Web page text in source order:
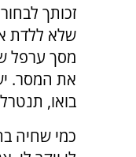
זכותך
שלא ללדת
מסך ערפל
את המסר.
בואו,
כמי שחיה